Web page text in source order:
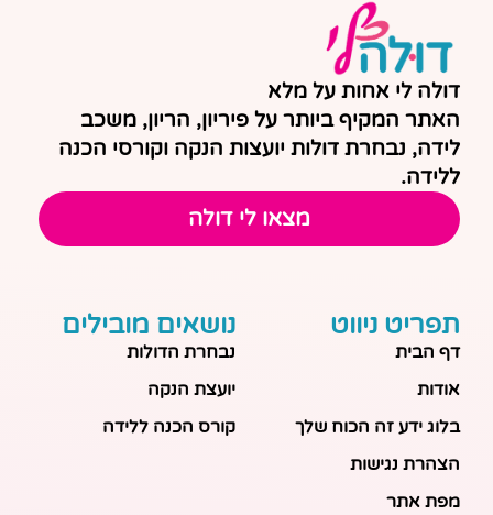
דולה לי אחות על מלא
האתר המקיף ביותר על פיריון, הריון, משכב
לידה, נבחרת דולות יועצות הנקה וקורסי הכנה
ללידה.
מצאו לי דולה
תפריט ניווט
דף הבית
אודות
בלוג ידע זה הכוח שלך
הצהרת נגישות
מפת אתר
נושאים מובילים
נבחרת הדולות
יועצת הנקה
קורס הכנה ללידה